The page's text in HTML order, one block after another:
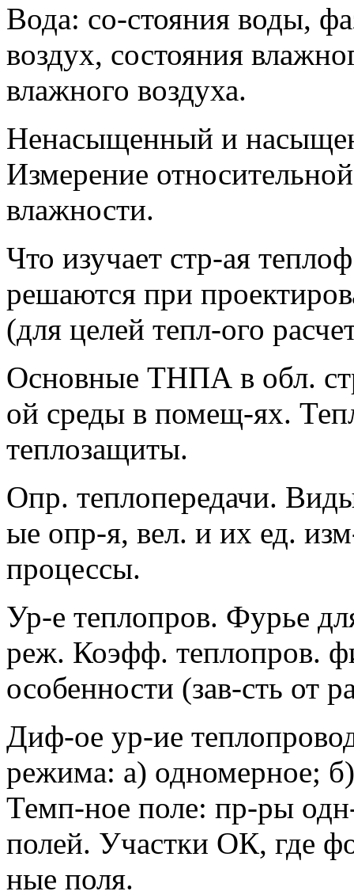
Вода: со-стояния воды,
воздух, состояния
влажного воздуха.
Ненасыщенный и
Измерение
влажности.
Что изучает стр-ая
решаются при
(для целей тепл-ого
Основные ТНПА в обл.
ой среды в помещ-ях.
теплозащиты.
Опр. теплопередачи.
ые опр-я, вел. и их ед.
процессы.
Ур-е теплопров. Фурье
реж. Коэфф. теплопров.
особенности (зав-сть от
Диф-ое ур-ие
режима: а) одномерное;
Темп-ное поле: пр-ры
полей. Участки ОК, где
ные поля.